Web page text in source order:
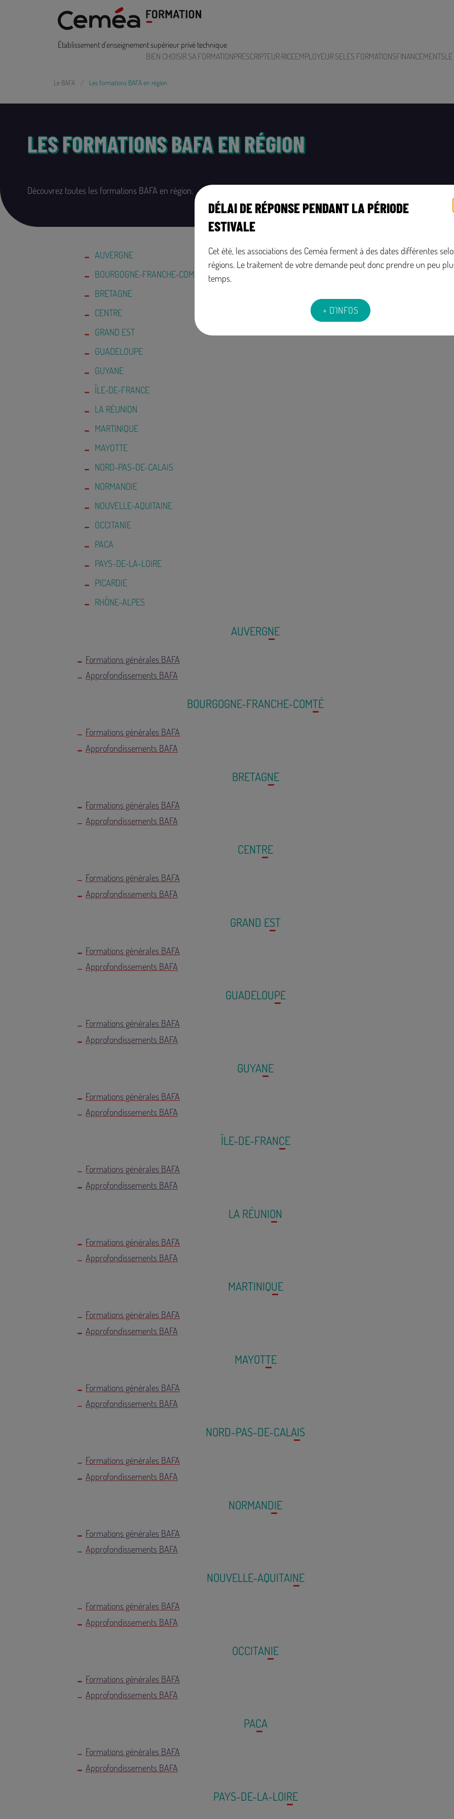
DÉLAI DE RÉPONSE PENDANT LA PÉRIODE
ESTIVALE
Cet été, les associations des Ceméa ferment à des dates différentes
régions. Le traitement de votre demande peut donc prendre un peu
temps.
+ D'INFOS
Établissement d'enseignement supérieur privé technique
BIEN CHOISIR SA FORMATIONPRESCRIPTEUR·RICEEMPLOYEUR·SELES FORMATIONSFINANCEMENTS
Le BAFA Les formations BAFA en région
LES FORMATIONS BAFA EN RÉGION
Découvrez toutes les formations BAFA en région.
AUVERGNE
BOURGOGNE-FRANCHE-COMTÉ
BRETAGNE
CENTRE
GRAND EST
GUADELOUPE
GUYANE
ÎLE-DE-FRANCE
LA RÉUNION
MARTINIQUE
MAYOTTE
NORD-PAS-DE-CALAIS
NORMANDIE
NOUVELLE-AQUITAINE
OCCITANIE
PACA
PAYS-DE-LA-LOIRE
PICARDIE
RHÔNE-ALPES
AUVERGNE
Formations générales BAFA
Approfondissements BAFA
BOURGOGNE-FRANCHE-COMTÉ
Formations générales BAFA
Approfondissements BAFA
BRETAGNE
Formations générales BAFA
Approfondissements BAFA
CENTRE
Formations générales BAFA
Approfondissements BAFA
GRAND EST
Formations générales BAFA
Approfondissements BAFA
GUADELOUPE
Formations générales BAFA
Approfondissements BAFA
GUYANE
Formations générales BAFA
Approfondissements BAFA
ÎLE-DE-FRANCE
Formations générales BAFA
Approfondissements BAFA
LA RÉUNION
Formations générales BAFA
Approfondissements BAFA
MARTINIQUE
Formations générales BAFA
Approfondissements BAFA
MAYOTTE
Formations générales BAFA
Approfondissements BAFA
NORD-PAS-DE-CALAIS
Formations générales BAFA
Approfondissements BAFA
NORMANDIE
Formations générales BAFA
Approfondissements BAFA
NOUVELLE-AQUITAINE
Formations générales BAFA
Approfondissements BAFA
OCCITANIE
Formations générales BAFA
Approfondissements BAFA
PACA
Formations générales BAFA
Approfondissements BAFA
PAYS-DE-LA-LOIRE